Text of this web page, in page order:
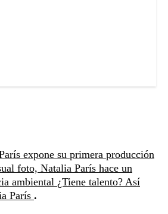
expone su primera producción
foto, Natalia París hace un
ambiental ¿Tiene talento? Así
París .